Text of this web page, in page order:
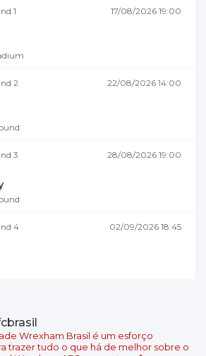
1 17/08/2026 19:00
2 22/08/2026 14:00
3 28/08/2026 19:00
4 02/09/2026 18:45
Wrexham Brasil é um esforço
trazer tudo o que há de melhor sobre o